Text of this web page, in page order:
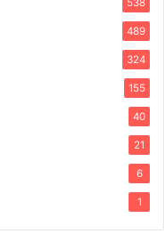
538
489
324
155
40
21
6
1